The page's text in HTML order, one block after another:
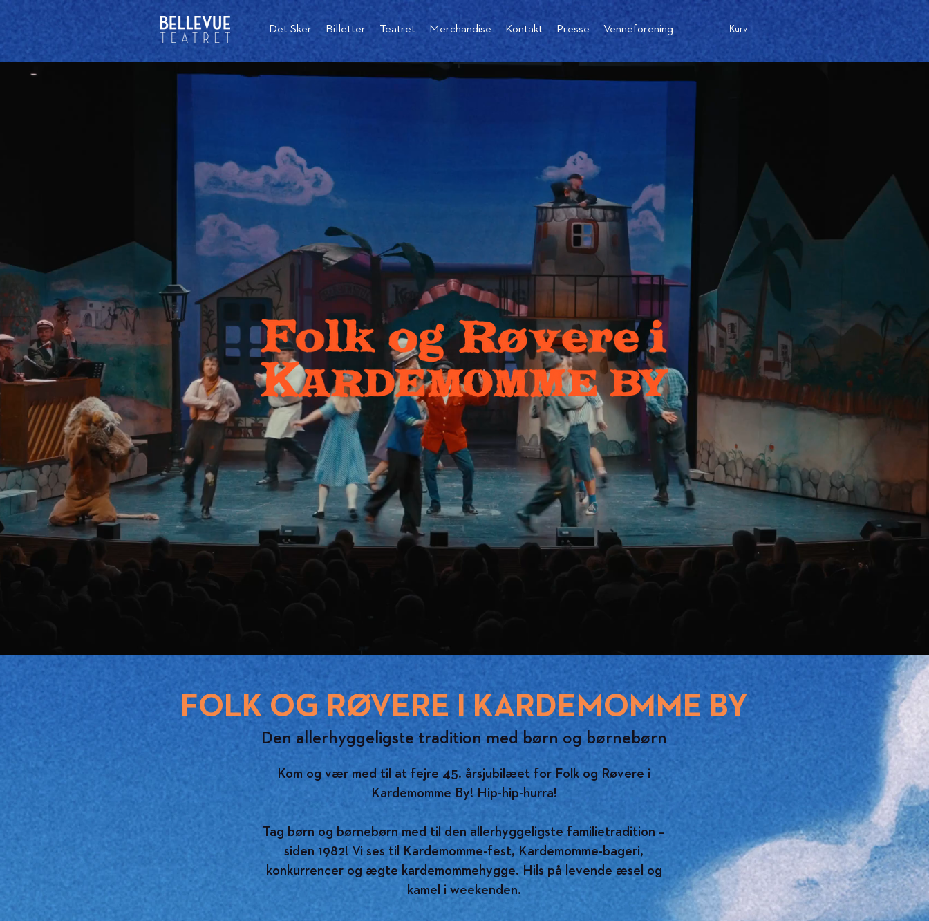
Det Sker Billetter Teatret Merchandise Kontakt Presse Venneforening Kurv
FOLK OG RØVERE I KARDEMOMME BY
Den allerhyggeligste tradition med børn og børnebørn
Kom og vær med til at fejre 45. årsjubilæet for Folk og Røvere i
Kardemomme By! Hip-hip-hurra!
Tag børn og børnebørn med til den allerhyggeligste familietradition –
siden 1982! Vi ses til Kardemomme-fest, Kardemomme-bageri,
konkurrencer og ægte kardemommehygge. Hils på levende æsel og
kamel i weekenden.